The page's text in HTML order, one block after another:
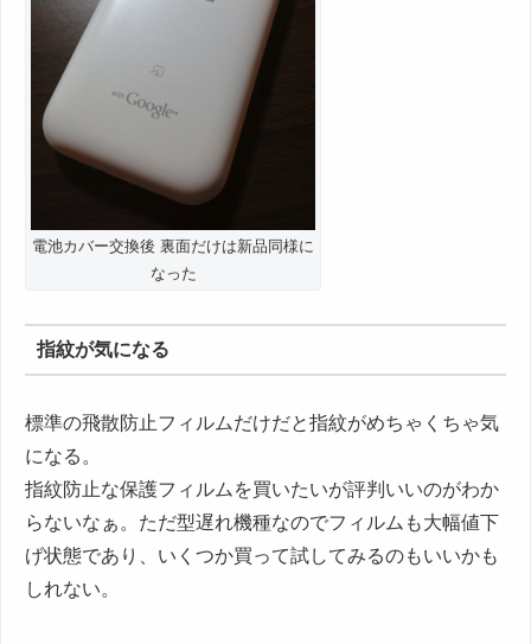
電池カバー交換後 裏面だけは新品同様に
なった
指紋が気になる
標準の飛散防止フィルムだけだと指紋がめちゃくちゃ気
になる。
指紋防止な保護フィルムを買いたいが評判いいのがわか
らないなぁ。ただ型遅れ機種なのでフィルムも大幅値下
げ状態であり、いくつか買って試してみるのもいいかも
しれない。